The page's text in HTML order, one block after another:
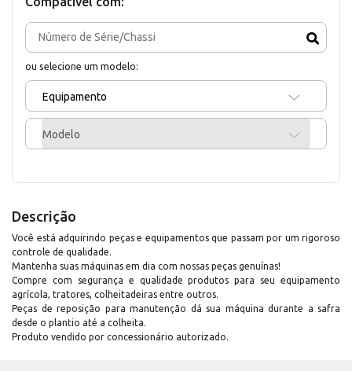
ou selecione um modelo:
Equipamento
Modelo
Descrição
Você está adquirindo peças e equipamentos que passam por um rigoroso
controle de qualidade.
Mantenha suas máquinas em dia com nossas peças genuínas!
Compre com segurança e qualidade produtos para seu equipamento
agrícola, tratores, colheitadeiras entre outros.
Peças de reposição para manutenção dá sua máquina durante a safra
desde o plantio até a colheita.
Produto vendido por concessionário autorizado.